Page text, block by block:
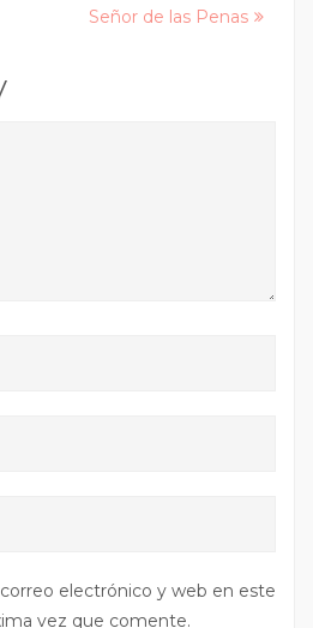
Señor de las Penas
electrónico y web en este
vez que comente.